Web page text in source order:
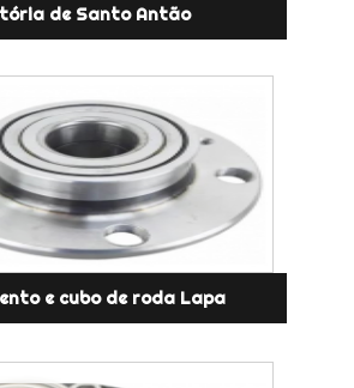
de Santo Antão
e cubo de roda Lapa